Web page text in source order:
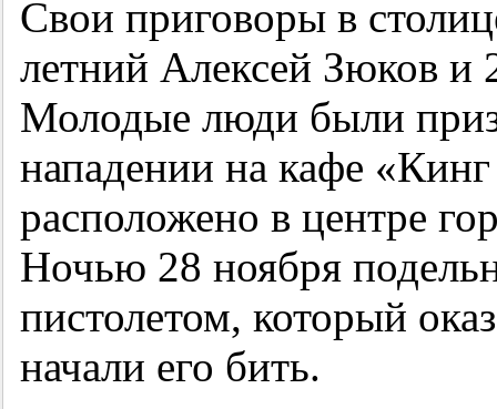
Свои приговоры в
летний Алексей Зюков и
Молодые люди были
нападении на кафе
расположено в центре
Ночью 28 ноября
пистолетом, который
начали его бить.